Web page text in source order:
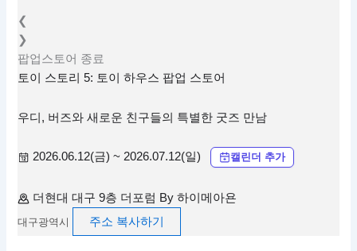
❮
❯
팝업스토어 종료
토이 스토리 5: 토이 하우스 팝업 스토어
우디, 버즈와 새로운 친구들의 특별한 굿즈 만남
2026.06.12(금) ~ 2026.07.12(일) 캘린더 추가
더현대 대구 9층 더포럼 By 하이메아욘
대구광역시 주소 복사하기